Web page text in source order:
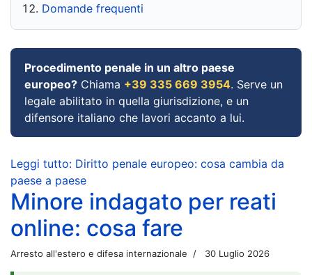
Domande frequenti
Procedimento penale in un altro paese
europeo? Chiama +39 335 669 3954. Serve un
legale abilitato in quella giurisdizione, e un
difensore italiano che lavori accanto a lui.
Leggi tutto: Diritto penale europeo: cosa cambia da
paese a paese
Minore indagato per reati
online: cosa fare
Arresto all'estero e difesa internazionale 30 Luglio 2026